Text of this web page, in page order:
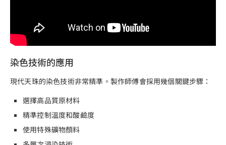
染色技術的應用
現代天珠的染色技術非常精準。製作師傅會採用幾個關鍵步驟：
選擇高品質原材料
精準控制溫度和酸鹼度
使用特殊礦物顏料